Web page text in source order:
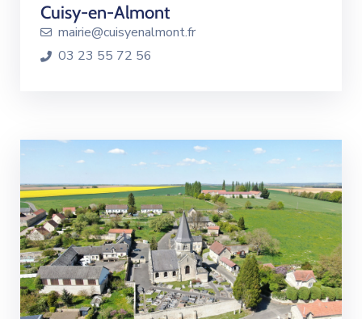
Cuisy-en-Almont
mairie@cuisyenalmont.fr
03 23 55 72 56